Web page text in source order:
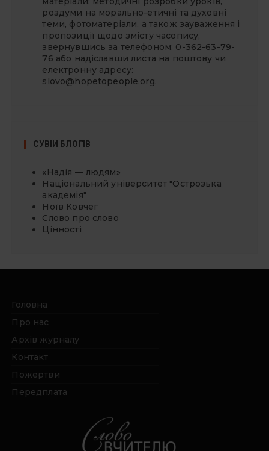
роздуми на морально-етичні та духовні
теми, фотоматеріали, а також зауваження і
пропозиції щодо змісту часопису,
звернувшись за телефоном: 0-362-63-79-
76 або надіславши листа на поштову чи
електронну адресу:
slovo@hopetopeople.org.
СУВІЙ БЛОҐІВ
«Надія — людям»
Національний університет "Острозька
академія"
Ноїв Ковчег
Слово про слово
Цінності
Головна
Про нас
Архів журналу
Контакт
Пожертви
Передплата